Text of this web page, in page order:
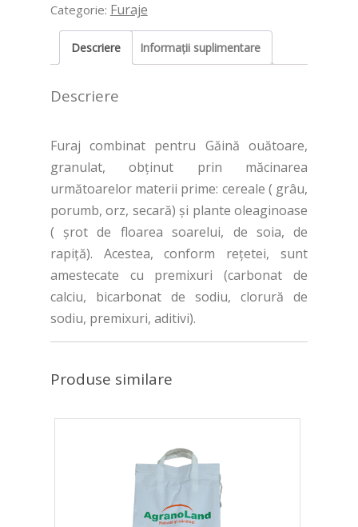
Categorie: Furaje
Descriere Informații suplimentare
Descriere
Furaj combinat pentru Găină ouătoare,
granulat, obținut prin măcinarea
următoarelor materii prime: cereale ( grâu,
porumb, orz, secară) și plante oleaginoase
( șrot de floarea soarelui, de soia, de
rapiță). Acestea, conform rețetei, sunt
amestecate cu premixuri (carbonat de
calciu, bicarbonat de sodiu, clorură de
sodiu, premixuri, aditivi).
Produse similare